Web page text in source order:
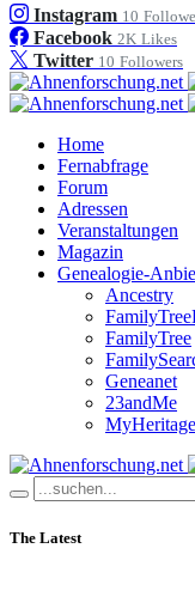
Instagram 10
Facebook 2K Likes
Twitter 10 Followers
Home
Fernabfrage
Forum
Adressen
Veranstaltungen
Magazin
Genealogie-
Ancestry
FamilyTree
Geneanet
23andMe
MyHeritage
The Latest